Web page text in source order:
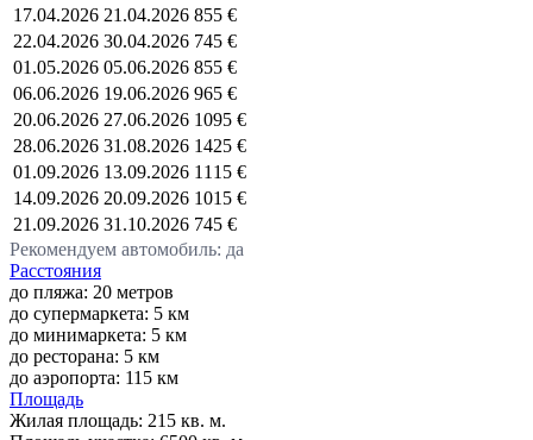
17.04.2026 21.04.2026 855 €
22.04.2026 30.04.2026 745 €
01.05.2026 05.06.2026 855 €
06.06.2026 19.06.2026 965 €
20.06.2026 27.06.2026 1095 €
28.06.2026 31.08.2026 1425 €
01.09.2026 13.09.2026 1115 €
14.09.2026 20.09.2026 1015 €
21.09.2026 31.10.2026 745 €
Рекомендуем автомобиль: да
Расстояния
до пляжа: 20 метров
до супермаркета: 5 км
до минимаркета: 5 км
до ресторана: 5 км
до аэропорта: 115 км
Площадь
Жилая площадь: 215 кв. м.